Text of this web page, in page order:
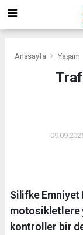
Anasayfa Yaşam
Silifke Emniyet
motosikletlere
kontroller bir